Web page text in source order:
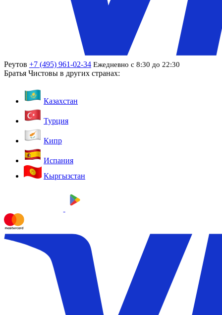
Реутов +7 (495) 961-02-34 Ежедневно с 8:30 до 22:30
Братья Чистовы в других странах:
Казахстан
Турция
Кипр
Испания
Кыргызстан